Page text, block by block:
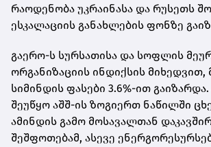
რაოდენობა უკრაინასა და რუსეთს
ესკალაციის განახლების ფონზე
გაერო-ს სურსათისა და სოფლის
ორგანიზაციის ინდიქსის
სიმინდის ფასები 3.6%-ით
შეუწყო აშშ-ის ზოგიერთ ნაწილში
ამინდის გამო მოსავალთან
შეშფოთებამ, ასევე